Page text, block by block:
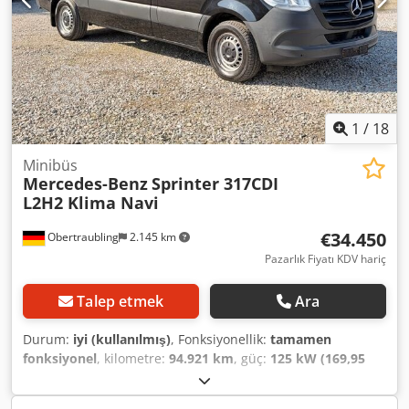
Codpezp A U Hjfx Abzoha İletişim: Marcin Opon (İngilizce,
Lehçe, Rusça)
1 / 18
Obertraubling 2.145 km
Minibüs
Mercedes-BenzSprinter 317CDI
L2H2 Klima Navi
€34.450
Pazarlık Fiyatı KDV hariç
Talep etmek Ara
Durum: iyi (kullanılmış), Fonksiyonellik: tamamen
fonksiyonel, kilometre: 94.921 km, güç: 125 kW (169,95
, vites türü:
3.500 kg, boş ağırlık:2.479 kg, ilk tescil:04/2023, bir